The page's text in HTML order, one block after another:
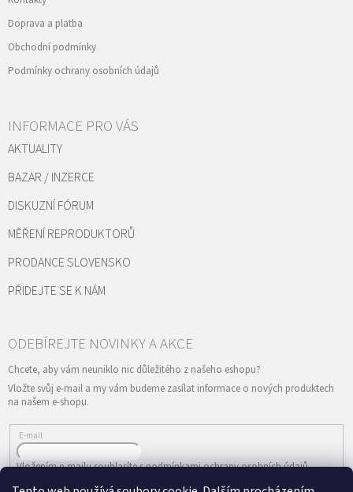
Doprava a platba
Obchodní podmínky
Podmínky ochrany osobních údajů
INFORMACE PRO VÁS
AKTUALITY
BAZAR / INZERCE
DISKUZNÍ FÓRUM
MĚŘENÍ REPRODUKTORŮ
PRODANCE SLOVENSKO
PŘIDEJTE SE K NÁM
Vložte svůj e-mail a my vám budeme zasílat informace o nových produktech
na našem e-shopu.
E-mail
Vložením e-mailu souhlasíte spodmínkami ochrany osobních údajů